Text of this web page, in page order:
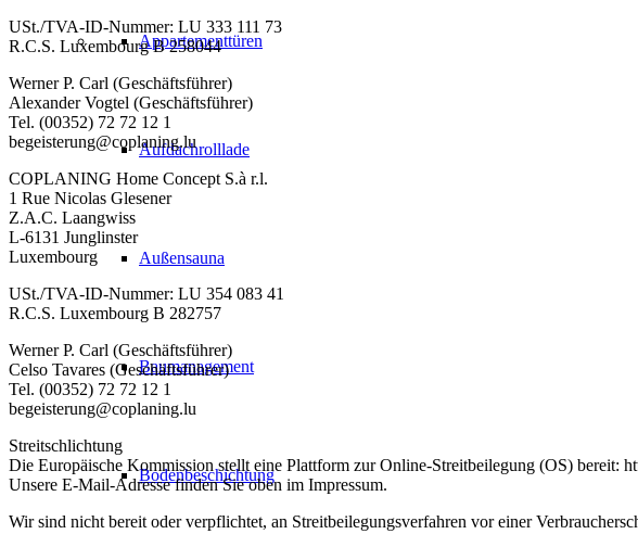
Appartementtüren
Aufdachrolllade
Außensauna
Baumanagement
Bodenbeschichtung
USt./TVA-ID-Nummer: LU 333 111 73
R.C.S. Luxembourg B 258044
Werner P. Carl (Geschäftsführer)
Alexander Vogtel (Geschäftsführer)
Tel. (00352) 72 72 12 1
begeisterung@coplaning.lu
COPLANING Home Concept S.à r.l.
1 Rue Nicolas Glesener
Z.A.C. Laangwiss
L-6131 Junglinster
Luxembourg
USt./TVA-ID-Nummer: LU 354 083 41
R.C.S. Luxembourg B 282757
Werner P. Carl (Geschäftsführer)
Celso Tavares (Geschäftsführer)
Tel. (00352) 72 72 12 1
begeisterung@coplaning.lu
Streitschlichtung
Die Europäische Kommission stellt eine Plattform zur Online-Streitbeilegung (OS) bereit:
Unsere E-Mail-Adresse finden Sie oben im Impressum.
Wir sind nicht bereit oder verpflichtet, an Streitbeilegungsverfahren vor einer